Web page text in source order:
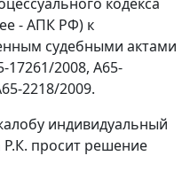
кодекса
- АПК РФ) к
судебными актами
17261/2008, А65-
2218/2009.
индивидуальный
просит решение